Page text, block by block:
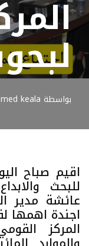
بواسطة keala
اقيم صباح
للبحث
عائشة مدير
اجندة اهمها
المركز